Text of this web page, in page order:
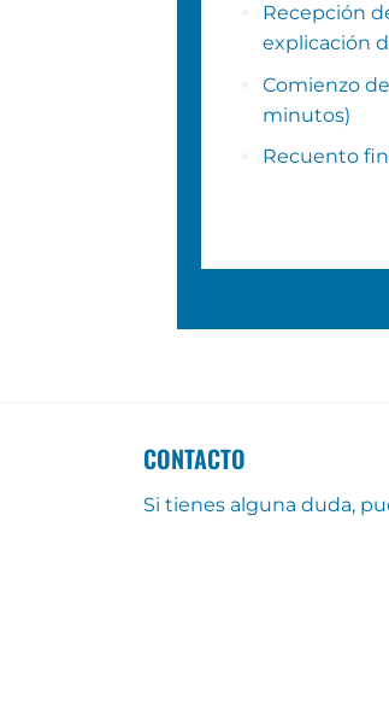
Recepción
explicación
Comienzo
minutos)
Recuento
CONTACTO
Si tienes alguna duda,